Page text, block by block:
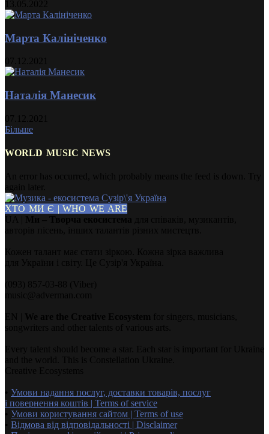
Марта Калініченко
Наталія Манесик
Більше
WORLD MUSIC NEWS
ХТО МИ Є | WHO WE ARE
Умови надання послуг, доставки товарів, послуг
і повернення коштів | Terms of service
Умови користування сайтом | Terms of use
Відмова від відповідальності | Disclaimer